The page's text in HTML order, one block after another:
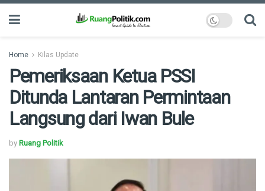
Home Kilas Update
Pemeriksaan Ketua PSSI
Ditunda Lantaran Permintaan
Langsung dari Iwan Bule
by Ruang Politik